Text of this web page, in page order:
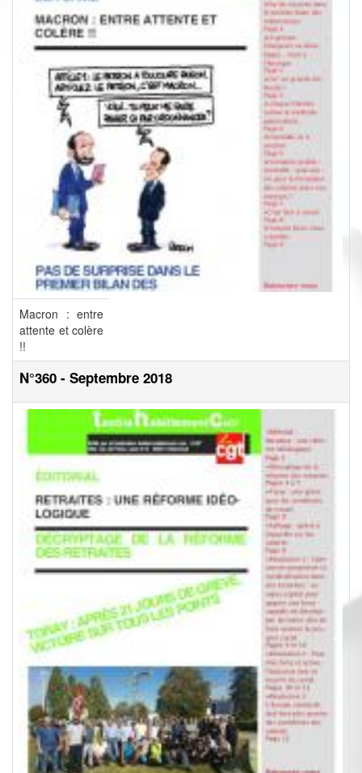
Macron : entre
attente et colère
!!
N°360 - Septembre 2018